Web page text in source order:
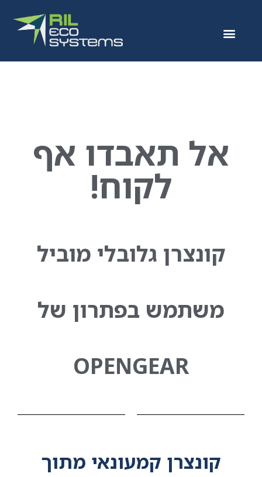
אל תאבדו אף
לקוח!
קונצרן גלובלי מוביל
משתמש בפתרון של
OPENGEAR
קונצרן קמעונאי מתוך